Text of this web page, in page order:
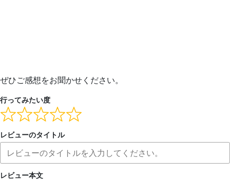
ぜひご感想をお聞かせください。
行ってみたい度
レビューのタイトル
レビュー本文